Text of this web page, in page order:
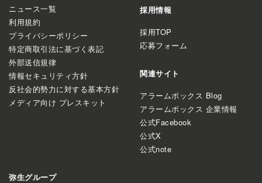
ニュース一覧
利用規約
プライバシーポリシー
特定商取引法に基づく表記
外部送信規律
情報セキュリティ方針
反社会的勢力に対する基本方針
メディア向け プレスキット
採用情報
採用TOP
応募フォーム
関連サイト
アラームボックス Blog
アラームボックス 企業情報
公式Facebook
公式X
公式note
弥生グループ